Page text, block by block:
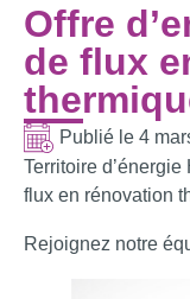
Offre
de flux
Publié le 4
Territoire
flux en rénovation
Rejoignez notre